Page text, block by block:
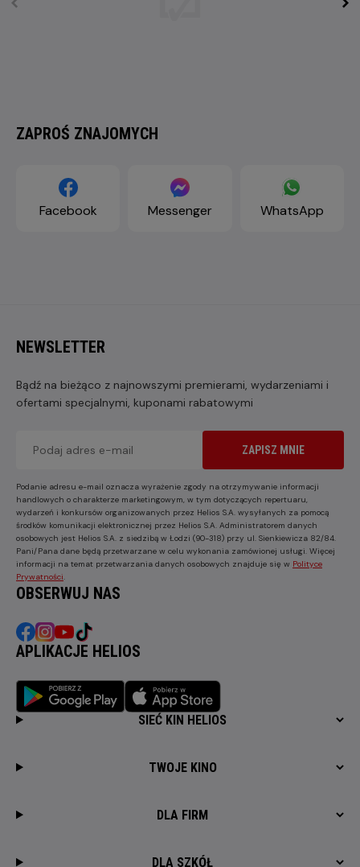
ZAPROŚ ZNAJOMYCH
Facebook Messenger WhatsApp
NEWSLETTER
Bądź na bieżąco z najnowszymi premierami, wydarzeniami i
ofertami specjalnymi, kuponami rabatowymi
ZAPISZ MNIE
Podanie adresu e-mail oznacza wyrażenie zgody na otrzymywanie informacji
handlowych o charakterze marketingowym, w tym dotyczących repertuaru,
wydarzeń i konkursów organizowanych przez Helios S.A. wysyłanych za pomocą
środków komunikacji elektronicznej przez Helios S.A. Administratorem danych
osobowych jest Helios S.A. z siedzibą w Łodzi (90-318) przy ul. Sienkiewicza 82/84.
Pani/Pana dane będą przetwarzane w celu wykonania zamówionej usługi. Więcej
informacji na temat przetwarzania danych osobowych znajduje się w Polityce
Prywatności
OBSERWUJ NAS
APLIKACJE HELIOS
SIEĆ KIN HELIOS
TWOJE KINO
DLA FIRM
DLA SZKÓŁ